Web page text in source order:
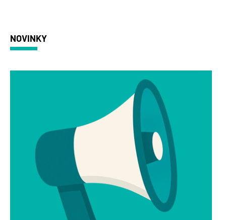
NOVINKY